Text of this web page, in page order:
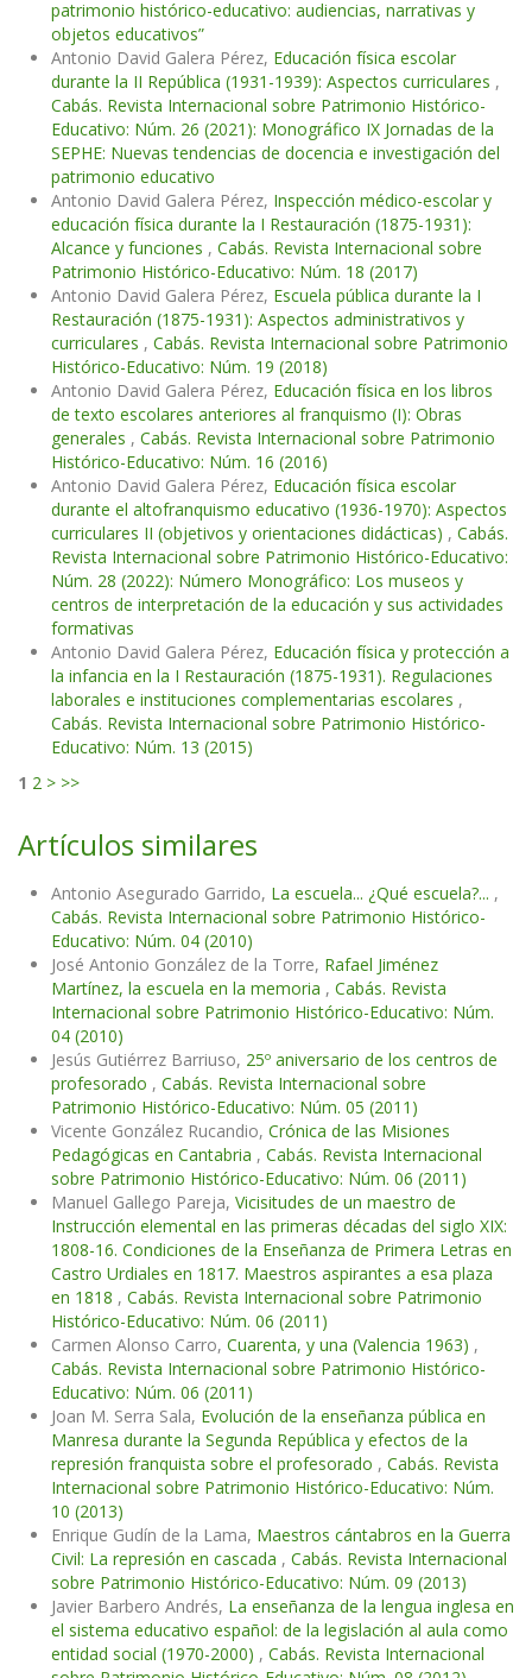
patrimonio histórico-educativo: audiencias, narrativas y
objetos educativos”
Antonio David Galera Pérez, Educación física escolar
durante la II República (1931-1939): Aspectos curriculares ,
Cabás. Revista Internacional sobre Patrimonio Histórico-
Educativo: Núm. 26 (2021): Monográfico IX Jornadas de la
SEPHE: Nuevas tendencias de docencia e investigación del
patrimonio educativo
Antonio David Galera Pérez, Inspección médico-escolar y
educación física durante la I Restauración (1875-1931):
Alcance y funciones , Cabás. Revista Internacional sobre
Patrimonio Histórico-Educativo: Núm. 18 (2017)
Antonio David Galera Pérez, Escuela pública durante la I
Restauración (1875-1931): Aspectos administrativos y
curriculares , Cabás. Revista Internacional sobre Patrimonio
Histórico-Educativo: Núm. 19 (2018)
Antonio David Galera Pérez, Educación física en los libros
de texto escolares anteriores al franquismo (I): Obras
generales , Cabás. Revista Internacional sobre Patrimonio
Histórico-Educativo: Núm. 16 (2016)
Antonio David Galera Pérez, Educación física escolar
durante el altofranquismo educativo (1936-1970): Aspectos
curriculares II (objetivos y orientaciones didácticas) , Cabás.
Revista Internacional sobre Patrimonio Histórico-Educativo:
Núm. 28 (2022): Número Monográfico: Los museos y
centros de interpretación de la educación y sus actividades
formativas
Antonio David Galera Pérez, Educación física y protección a
la infancia en la I Restauración (1875-1931). Regulaciones
laborales e instituciones complementarias escolares ,
Cabás. Revista Internacional sobre Patrimonio Histórico-
Educativo: Núm. 13 (2015)
1 2 > >>
Artículos similares
Antonio Asegurado Garrido, La escuela... ¿Qué escuela?... ,
Cabás. Revista Internacional sobre Patrimonio Histórico-
Educativo: Núm. 04 (2010)
José Antonio González de la Torre, Rafael Jiménez
Martínez, la escuela en la memoria , Cabás. Revista
Internacional sobre Patrimonio Histórico-Educativo: Núm.
04 (2010)
Jesús Gutiérrez Barriuso, 25º aniversario de los centros de
profesorado , Cabás. Revista Internacional sobre
Patrimonio Histórico-Educativo: Núm. 05 (2011)
Vicente González Rucandio, Crónica de las Misiones
Pedagógicas en Cantabria , Cabás. Revista Internacional
sobre Patrimonio Histórico-Educativo: Núm. 06 (2011)
Manuel Gallego Pareja, Vicisitudes de un maestro de
Instrucción elemental en las primeras décadas del siglo XIX:
1808-16. Condiciones de la Enseñanza de Primera Letras en
Castro Urdiales en 1817. Maestros aspirantes a esa plaza
en 1818 , Cabás. Revista Internacional sobre Patrimonio
Histórico-Educativo: Núm. 06 (2011)
Carmen Alonso Carro, Cuarenta, y una (Valencia 1963) ,
Cabás. Revista Internacional sobre Patrimonio Histórico-
Educativo: Núm. 06 (2011)
Joan M. Serra Sala, Evolución de la enseñanza pública en
Manresa durante la Segunda República y efectos de la
represión franquista sobre el profesorado , Cabás. Revista
Internacional sobre Patrimonio Histórico-Educativo: Núm.
10 (2013)
Enrique Gudín de la Lama, Maestros cántabros en la Guerra
Civil: La represión en cascada , Cabás. Revista Internacional
sobre Patrimonio Histórico-Educativo: Núm. 09 (2013)
Javier Barbero Andrés, La enseñanza de la lengua inglesa en
el sistema educativo español: de la legislación al aula como
entidad social (1970-2000) , Cabás. Revista Internacional